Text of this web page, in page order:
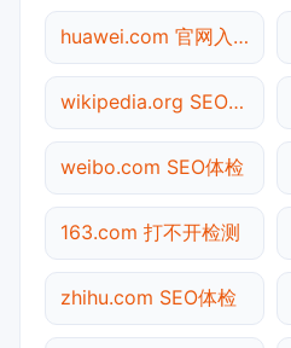
huawei.com 官网入口
wikipedia.org SEO体检
weibo.com SEO体检
163.com 打不开检测
zhihu.com SEO体检